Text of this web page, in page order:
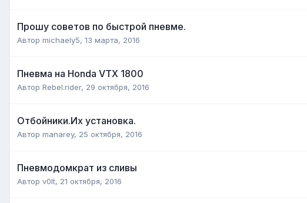
Прошу советов по быстрой пневме.
Автор michaely5, 13 марта, 2016
Пневма на Honda VTX 1800
Автор Rebel.rider, 29 октября, 2016
Отбойники.Их установка.
Автор manarey, 25 октября, 2016
Пневмодомкрат из сливы
Автор v0lt, 21 октября, 2016